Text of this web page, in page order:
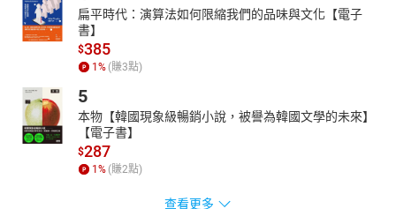
扁平時代：演算法如何限縮我們的品味與文化【電子
書】
$385
1 % (賺3點)
5
本物【韓國現象級暢銷小說，被譽為韓國文學的未來】
【電子書】
$287
1 % (賺2點)
查看更多